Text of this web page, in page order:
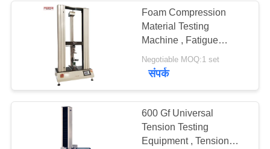
Foam Compression
Material Testing
Machine , Fatigue
Testing Equipment
200KG Capacity
Negotiable MOQ:1 set
संपर्क
600 Gf Universal
Tension Testing
Equipment , Tension